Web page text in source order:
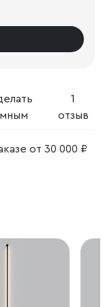
1
отзыв
от 30 000 ₽